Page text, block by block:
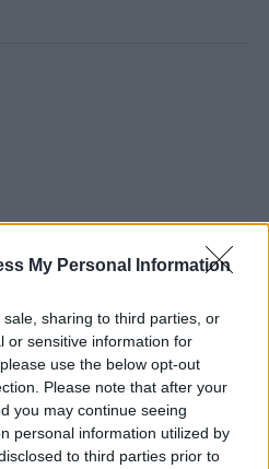
My Personal Information
sharing to third parties, or
or sensitive information for
use the below opt-out
Please note that after your
you may continue seeing
personal information utilized by
to third parties prior to